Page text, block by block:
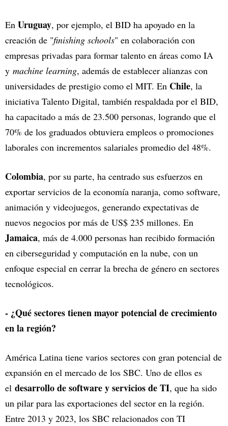
En Uruguay, por ejemplo, el BID ha apoyado en la
creación de "finishing schools" en colaboración con
empresas privadas para formar talento en áreas como IA
y machine learning, además de establecer alianzas con
universidades de prestigio como el MIT. En Chile, la
iniciativa Talento Digital, también respaldada por el BID,
ha capacitado a más de 23.500 personas, logrando que el
70% de los graduados obtuviera empleos o promociones
laborales con incrementos salariales promedio del 48%.
Colombia, por su parte, ha centrado sus esfuerzos en
exportar servicios de la economía naranja, como software,
animación y videojuegos, generando expectativas de
nuevos negocios por más de US$ 235 millones. En
Jamaica, más de 4.000 personas han recibido formación
en ciberseguridad y computación en la nube, con un
enfoque especial en cerrar la brecha de género en sectores
tecnológicos.
- ¿Qué sectores tienen mayor potencial de crecimiento
en la región?
América Latina tiene varios sectores con gran potencial de
expansión en el mercado de los SBC. Uno de ellos es
el desarrollo de software y servicios de TI, que ha sido
un pilar para las exportaciones del sector en la región.
Entre 2013 y 2023, los SBC relacionados con TI